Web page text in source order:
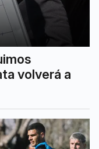
volverá a